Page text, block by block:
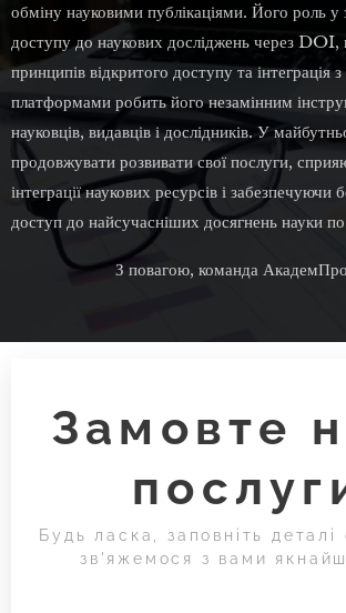
обміну науковими публікаціями. Його роль у
доступу до наукових досліджень через DOI,
принципів відкритого доступу та інтеграція
платформами робить його незамінним
науковців, видавців і дослідників. У
продовжувати розвивати свої послуги,
інтеграції наукових ресурсів і забезпечуючи
доступ до найсучасніших досягнень науки
З повагою, команда
Замовте
Будь ласка, заповніть
зв'яжемося з вами